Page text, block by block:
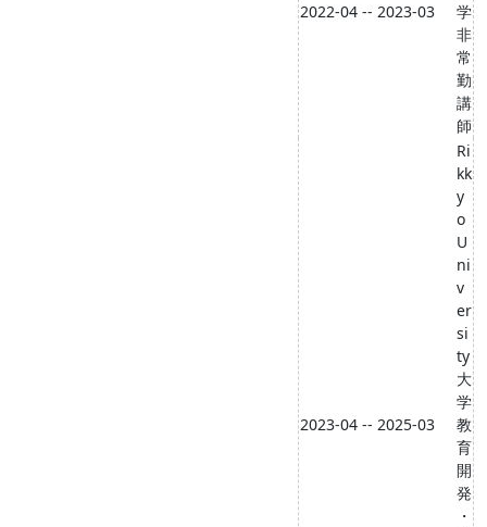
2022-04 -- 2023-03
学
非
常
勤
講
師
2023-04 -- 2025-03
Ri
kk
y
o
U
ni
v
er
si
ty
大
学
教
育
開
発
・